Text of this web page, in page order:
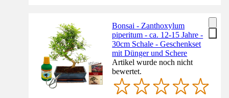
Bonsai - Zanthoxylum
piperitum - ca. 12-15 Jahre -
30cm Schale - Geschenkset
mit Dünger und Schere
Artikel wurde noch nicht
bewertet.